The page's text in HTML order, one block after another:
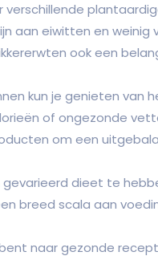
aan eiwitten en
ook een
kun je genieten van
of ongezonde
om een
dieet te
breed scala aan
naar gezonde